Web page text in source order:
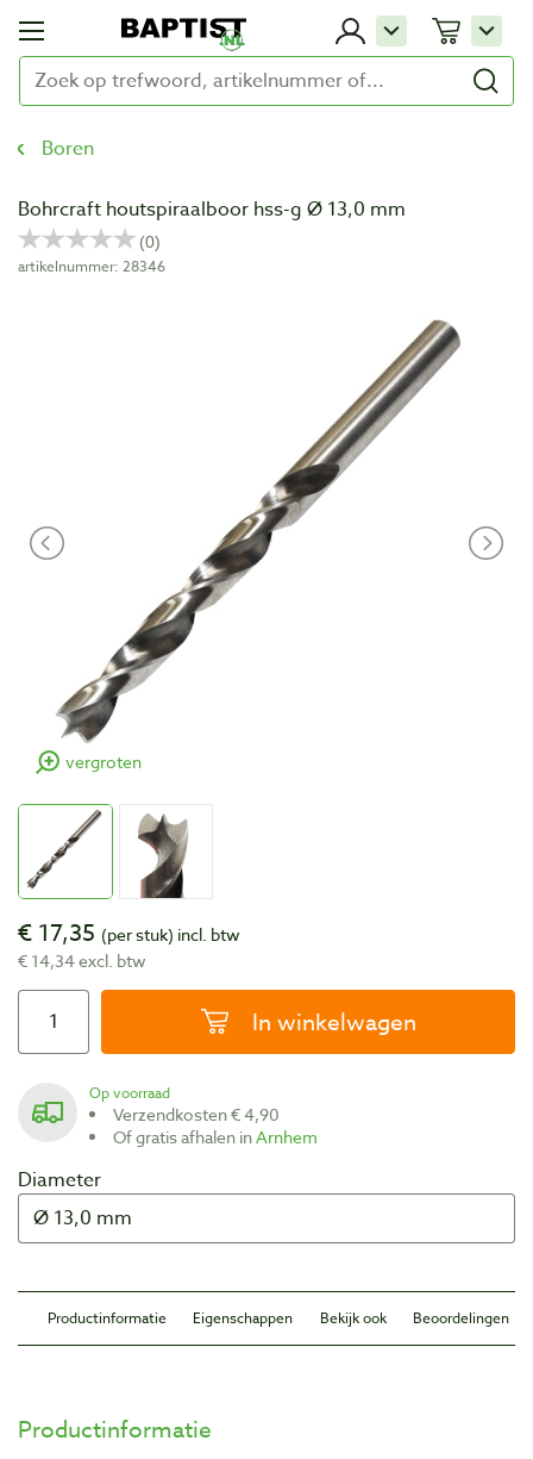
Boren
Bohrcraft houtspiraalboor hss-g Ø 13,0 mm
artikelnummer: 28346
vergroten
€ 17,35 (per stuk) incl. btw
€ 14,34 excl. btw
In winkelwagen
Op voorraad
Verzendkosten € 4,90
Of gratis afhalen inArnhem
Diameter
Productinformatie Eigenschappen Bekijk ook Beoordelingen
Productinformatie